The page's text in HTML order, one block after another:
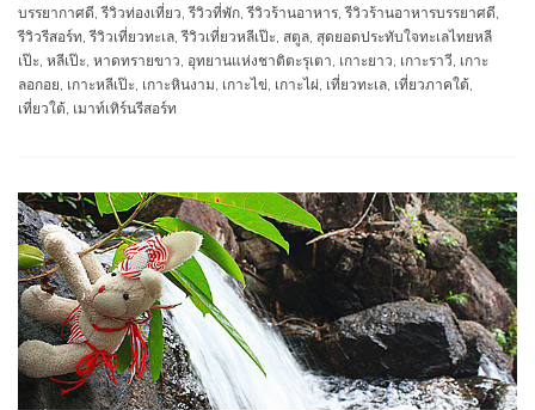
บรรยากาศดี,รีวิวท่องเที่ยว,รีวิวที่พัก,รีวิวร้านอาหาร,รีวิวร้านอาหารบรรยาศดี,
รีวิวรีสอร์ท,รีวิวเที่ยวทะเล,รีวิวเที่ยวหลีเป๊ะ, สตูล, สุดยอดประทับใจทะเลไทยหลี
เป๊ะ, หลีเป๊ะ, หาดทรายขาว, อุทยานแห่งชาติตะรุเตา, เกาะยาว, เกาะราวี, เกาะ
ลอกอย, เกาะหลีเป๊ะ, เกาะหินงาม, เกาะไข่, เกาะไผ่, เที่ยวทะเล, เที่ยวภาคใต้,
เที่ยวใต้, เมาท์เทิร์นรีสอร์ท